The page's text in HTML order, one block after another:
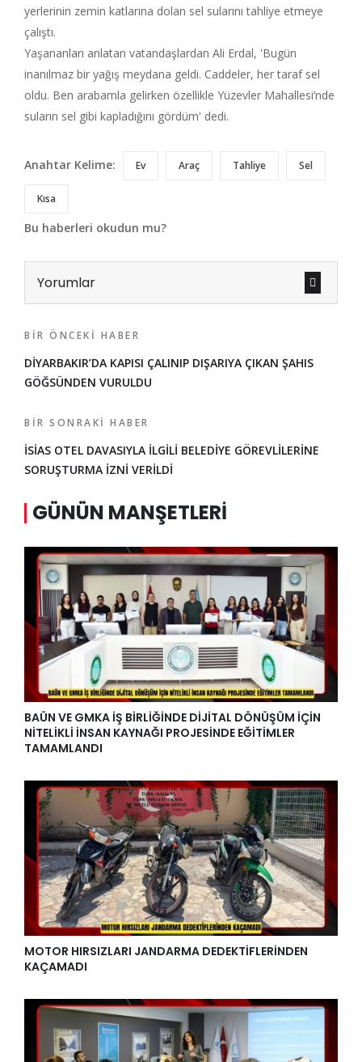
yerlerinin zemin katlarına dolan sel sularını tahliye etmeye
çalıştı.
Yaşananları anlatan vatandaşlardan Ali Erdal, 'Bugün
inanılmaz bir yağış meydana geldi. Caddeler, her taraf sel
oldu. Ben arabamla gelirken özellikle Yüzevler Mahallesi’nde
suların sel gibi kapladığını gördüm' dedi.
Anahtar Kelime: Ev Araç Tahliye Sel
Kısa
Bu haberleri okudun mu?
Yorumlar
BIR ÖNCEKI HABER
DİYARBAKIR’DA KAPISI ÇALINIP DIŞARIYA ÇIKAN ŞAHIS
GÖĞSÜNDEN VURULDU
BIR SONRAKI HABER
İSİAS OTEL DAVASIYLA İLGİLİ BELEDİYE GÖREVLİLERİNE
SORUŞTURMA İZNİ VERİLDİ
GÜNÜN MANŞETLERI
BAÜN VE GMKA İŞ BİRLİĞİNDE DİJİTAL DÖNÜŞÜM İÇİN
NİTELİKLİ İNSAN KAYNAĞI PROJESİNDE EĞİTİMLER
TAMAMLANDI
MOTOR HIRSIZLARI JANDARMA DEDEKTİFLERİNDEN
KAÇAMADI